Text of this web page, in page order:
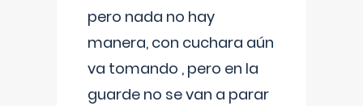
pero nada no hay
manera, con cuchara aún
va tomando , pero en la
guarde no se van a parar